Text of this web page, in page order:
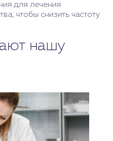
для лечения
чтобы снизить частоту
нашу